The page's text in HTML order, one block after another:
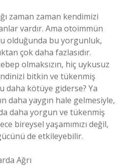
zaman zaman kendimizi
vardır. Ama otoimmün
olduğunda bu yorgunluk,
çok daha fazlasıdır.
olmaksızın, hiç uykusuz
bitkin ve tükenmiş
daha kötüye giderse? Ya
daha yaygın hale gelmesiyle,
daha yorgun ve tükenmiş
bireysel yaşamımızı değil,
de etkileyebilir.
Ağrı